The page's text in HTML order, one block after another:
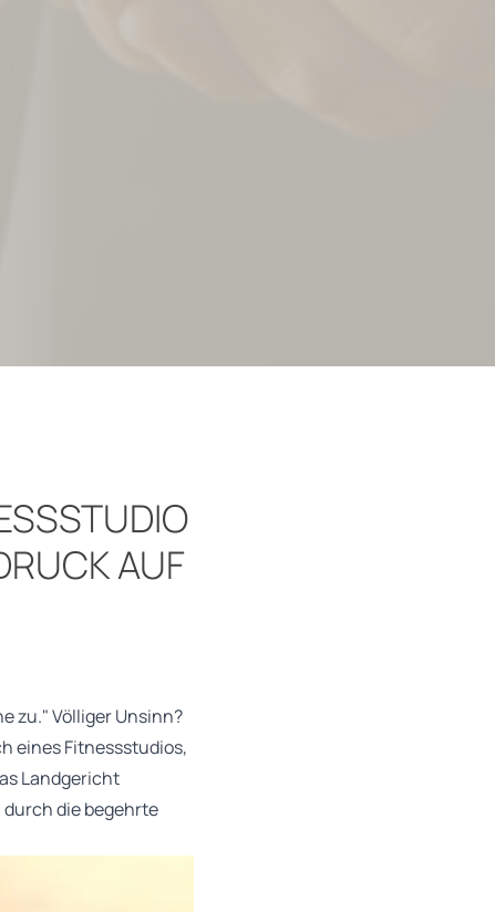
AUF
zu." Völliger Unsinn?
eines Fitnessstudios,
Landgericht
die begehrte